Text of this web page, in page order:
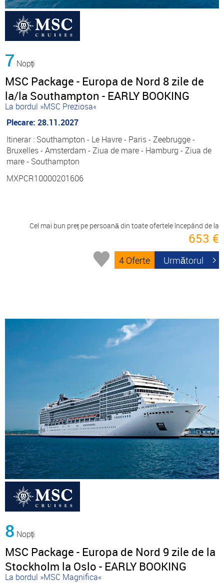
7 Nopți
MSC Package - Europa de Nord 8 zile de
la/la Southampton - EARLY BOOKING
La bordul »MSC Preziosa«
Plecare: 28.11.2027
Itinerar : Southampton - Le Havre - Paris - Zeebrugge -
Bruxelles - Amsterdam - Ziua de mare - Hamburg - Ziua de
mare - Southampton
MXPCR10000201606
Cel mai bun preț pe persoană din toate ofertele începând de la
653 €
4 Oferte Următorul
8 Nopți
MSC Package - Europa de Nord 9 zile de la
Stockholm la Oslo - EARLY BOOKING
La bordul »MSC Magnifica«